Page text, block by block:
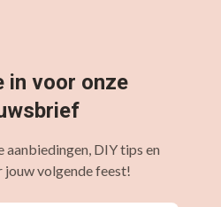
in voor onze
aanbiedingen, DIY tips en
jouw volgende feest!